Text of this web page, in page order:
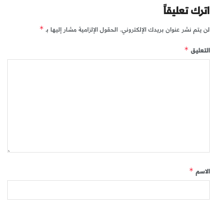
اترك تعليقاً
لن يتم نشر عنوان بريدك الإلكتروني. الحقول الإلزامية مشار إليها بـ *
التعليق *
الاسم *